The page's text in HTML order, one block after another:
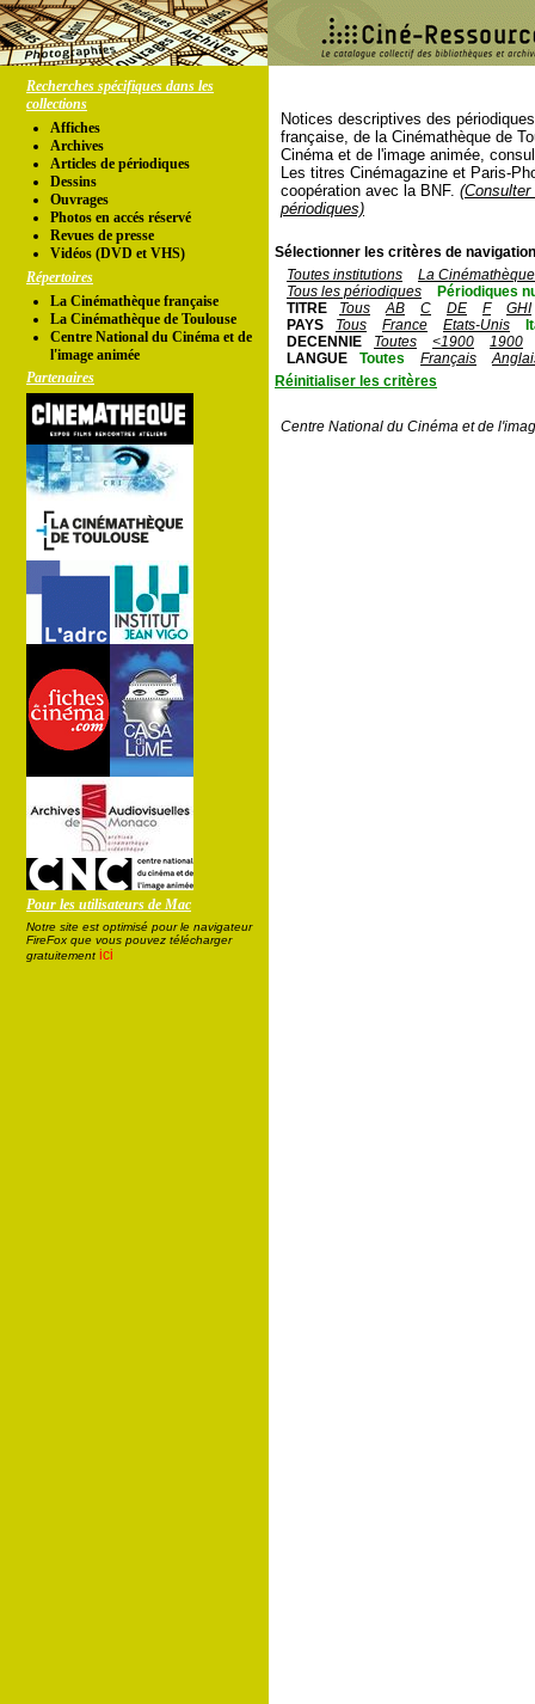
Recherches spécifiques dans les
collections
Affiches
Archives
Articles de périodiques
Dessins
Ouvrages
Photos en accés réservé
Revues de presse
Vidéos (DVD et VHS)
Répertoires
La Cinémathèque française
La Cinémathèque de Toulouse
Centre National du Cinéma et de
l'image animée
Partenaires
Pour les utilisateurs de Mac
Notre site est optimisé pour le navigateur
FireFox que vous pouvez télécharger
gratuitement ici
Notices descriptives des
française, de la Cinémathèque de
Cinéma et de l'image animée,
Les titres Cinémagazine et Paris-
coopération avec la BNF.
périodiques)
Sélectionner les critères de
Toutes institutions
La
Tous les périodiques
Périodiques
TITRE
Tous AB C DE F
GHI
PAYS
Tous France Etats-Unis
DECENNIE
Toutes <1900
1900
LANGUE
Toutes Français
Réinitialiser les critères
Centre National du Cinéma et de